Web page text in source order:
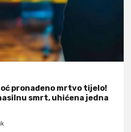
pronađeno mrtvo tijelo!
smrt, uhićena jedna